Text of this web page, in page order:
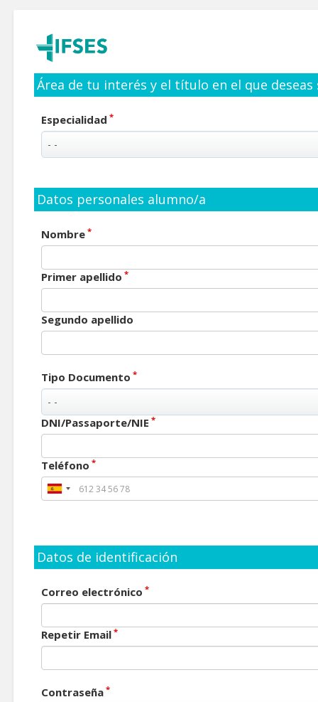
Área de tu interés y el título en el que
Especialidad *
Datos personales alumno/a
Nombre *
Primer apellido *
Segundo apellido
Tipo Documento *
DNI/Passaporte/NIE *
Teléfono *
Datos de identificación
Correo electrónico *
Repetir Email *
Contraseña *